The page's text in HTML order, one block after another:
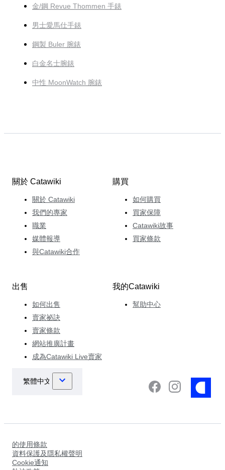
金/鋼 Revue Thommen 手錶
男士愛馬仕手錶
鋼製 Buler 腕錶
白金名士腕錶
中性 MoonWatch 腕錶
關於 Catawiki
關於 Catawiki
我們的專家
職業
媒體報導
與Catawiki合作
購買
如何購買
買家保障
Catawiki故事
買家條款
出售
如何出售
賣家祕訣
賣家條款
網站推廣計畫
成為Catawiki Live賣家
我的Catawiki
幫助中心
的使用條款
資料保護及隱私權聲明
Cookie通知